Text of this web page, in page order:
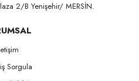
ㅤㅤㅤㅤㅤㅤㅤㅤㅤㅤㅤㅤㅤㅤㅤㅤㅤㅤㅤㅤㅤ ㅤㅤㅤㅤㅤㅤㅤㅤㅤㅤ
Sorgula